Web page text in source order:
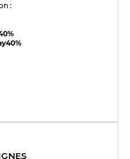
:
40%